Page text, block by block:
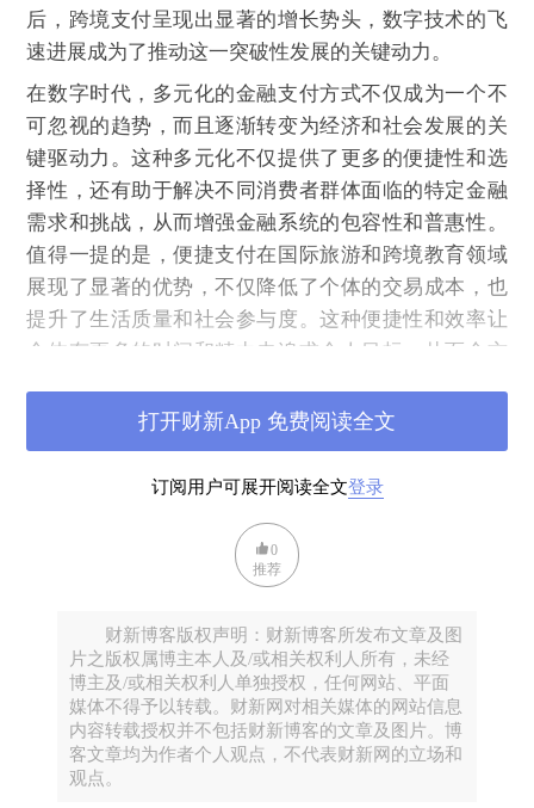
后，跨境支付呈现出显著的增长势头，数字技术的飞
速进展成为了推动这一突破性发展的关键动力。
在数字时代，多元化的金融支付方式不仅成为一个不
可忽视的趋势，而且逐渐转变为经济和社会发展的关
键驱动力。这种多元化不仅提供了更多的便捷性和选
择性，还有助于解决不同消费者群体面临的特定金融
需求和挑战，从而增强金融系统的包容性和普惠性。
值得一提的是，便捷支付在国际旅游和跨境教育领域
展现了显著的优势，不仅降低了个体的交易成本，也
提升了生活质量和社会参与度。这种便捷性和效率让
个体有更多的时间和精力去追求个人目标，从而全方
尤其是随着跨国供应链的拓展和境外旅游、海外留学
及移民的增加，跨境零售支付需求日渐增长，跨境支
订阅用户可展开阅读全文登录
打开财新App 免费阅读全文
0
推荐
财新博客版权声明：财新博客所发布文章及图
片之版权属博主本人及/或相关权利人所有，未经
博主及/或相关权利人单独授权，任何网站、平面
媒体不得予以转载。财新网对相关媒体的网站信息
内容转载授权并不包括财新博客的文章及图片。博
客文章均为作者个人观点，不代表财新网的立场和
观点。